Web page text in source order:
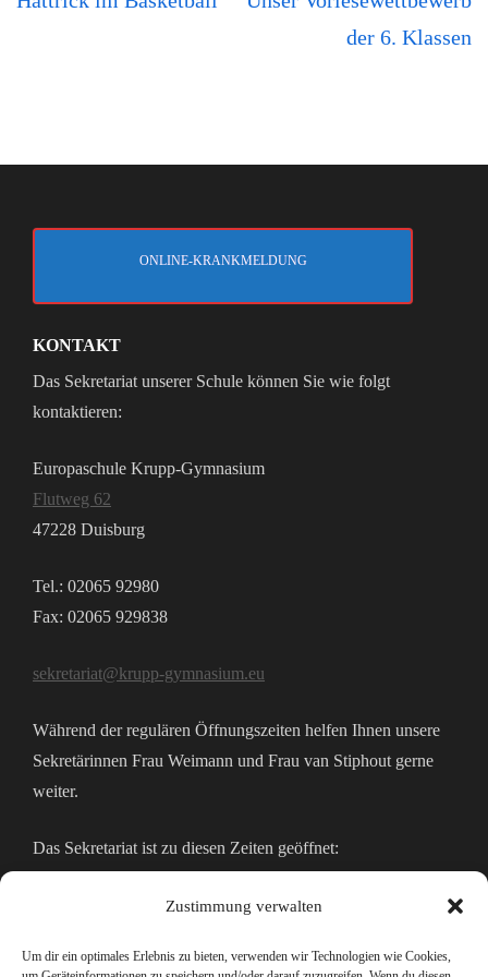
Zustimmung verwalten
Um dir ein optimales Erlebnis zu bieten, verwenden wir Technologien wie Cookies,
der 6. Klassen
ONLINE-KRANKMELDUNG
KONTAKT
Das Sekretariat unserer Schule können Sie wie folgt
kontaktieren:
Europaschule Krupp-Gymnasium
Flutweg 62
47228 Duisburg
Tel.: 02065 92980
Fax: 02065 929838
sekretariat@krupp-gymnasium.eu
Während der regulären Öffnungszeiten helfen Ihnen unsere
Sekretärinnen Frau Weimann und Frau van Stiphout gerne
weiter.
Das Sekretariat ist zu diesen Zeiten geöffnet:
Montags bis Freitags 07:30 – 14:00 Uhr
Mo, Mi und Do zusätzlich bis 15:30 Uhr